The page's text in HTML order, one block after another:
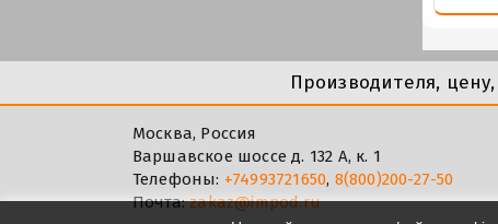
Производителя,
Москва, Россия
Варшавское шоссе д. 132 А, к. 1
Телефоны: +74993721650, 8(800)200-27-50
Почта:zakaz@impod.ru